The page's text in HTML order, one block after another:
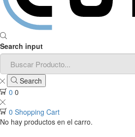
Search input
Search
0 0
0 Shopping Cart
No hay productos en el carro.